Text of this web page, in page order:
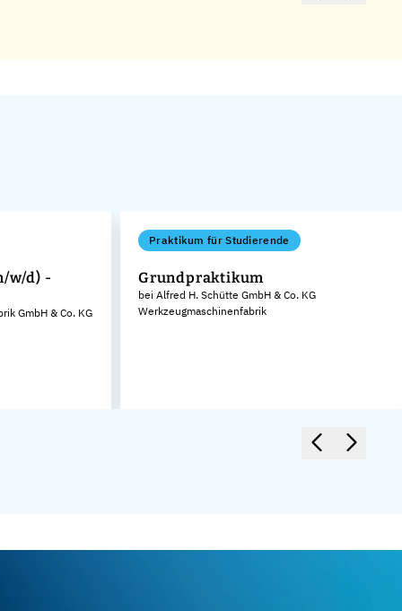
w/d) -
GmbH & Co. KG
Praktikum für Studierende
Grundpraktikum
bei Alfred H. Schütte GmbH & Co. KG
Werkzeugmaschinenfabrik